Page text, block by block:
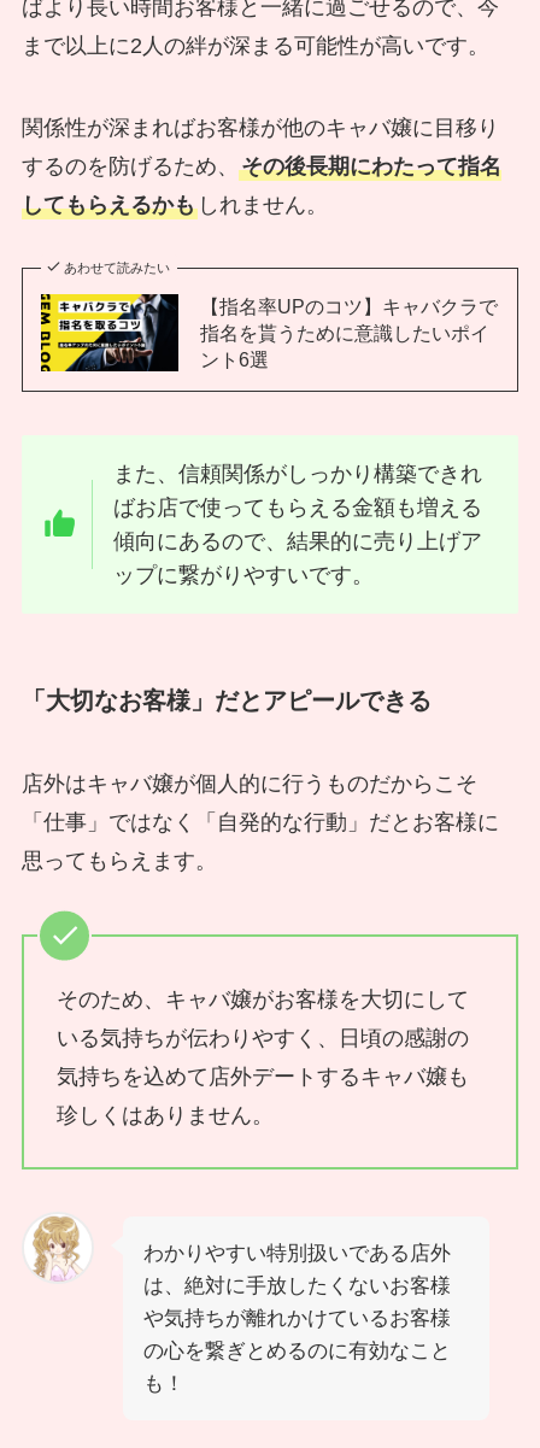
ばより長い時間お客様と一緒に過ごせるので、今
まで以上に2人の絆が深まる可能性が高いです。
関係性が深まればお客様が他のキャバ嬢に目移り
するのを防げるため、 その後長期にわたって指名
してもらえるかもしれません。
あわせて読みたい
【指名率UPのコツ】キャバクラで
指名を貰うために意識したいポイ
ント6選
また、信頼関係がしっかり構築できれ
ばお店で使ってもらえる金額も増える
傾向にあるので、結果的に売り上げア
ップに繋がりやすいです。
「大切なお客様」だとアピールできる
店外はキャバ嬢が個人的に行うものだからこそ
「仕事」ではなく「自発的な行動」だとお客様に
思ってもらえます。
そのため、キャバ嬢がお客様を大切にして
いる気持ちが伝わりやすく、日頃の感謝の
気持ちを込めて店外デートするキャバ嬢も
珍しくはありません。
わかりやすい特別扱いである店外
は、絶対に手放したくないお客様
や気持ちが離れかけているお客様
の心を繋ぎとめるのに有効なこと
も！